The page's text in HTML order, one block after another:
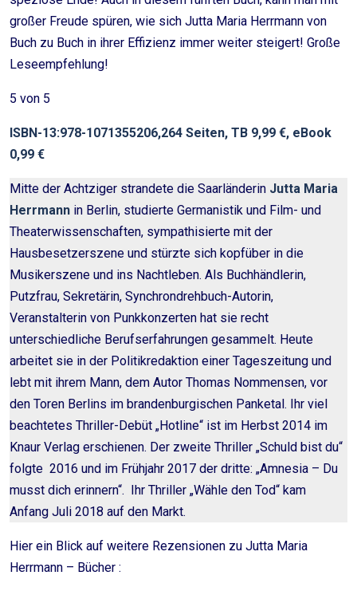
großer Freude spüren, wie sich Jutta Maria Herrmann von
Buch zu Buch in ihrer Effizienz immer weiter steigert! Große
Leseempfehlung!
5 von 5
ISBN-13:978-1071355206,264 Seiten, TB 9,99 €, eBook
0,99 €
Mitte der Achtziger strandete die Saarländerin Jutta Maria
Herrmann in Berlin, studierte Germanistik und Film- und
Theaterwissenschaften, sympathisierte mit der
Hausbesetzerszene und stürzte sich kopfüber in die
Musikerszene und ins Nachtleben. Als Buchhändlerin,
Putzfrau, Sekretärin, Synchrondrehbuch-Autorin,
Veranstalterin von Punkkonzerten hat sie recht
unterschiedliche Berufserfahrungen gesammelt. Heute
arbeitet sie in der Politikredaktion einer Tageszeitung und
lebt mit ihrem Mann, dem Autor Thomas Nommensen, vor
den Toren Berlins im brandenburgischen Panketal. Ihr viel
beachtetes Thriller-Debüt „Hotline“ ist im Herbst 2014 im
Knaur Verlag erschienen. Der zweite Thriller „Schuld bist du“
folgte 2016 und im Frühjahr 2017 der dritte: „Amnesia – Du
musst dich erinnern“. Ihr Thriller „Wähle den Tod“ kam
Anfang Juli 2018 auf den Markt.
Hier ein Blick auf weitere Rezensionen zu Jutta Maria
Herrmann – Bücher :